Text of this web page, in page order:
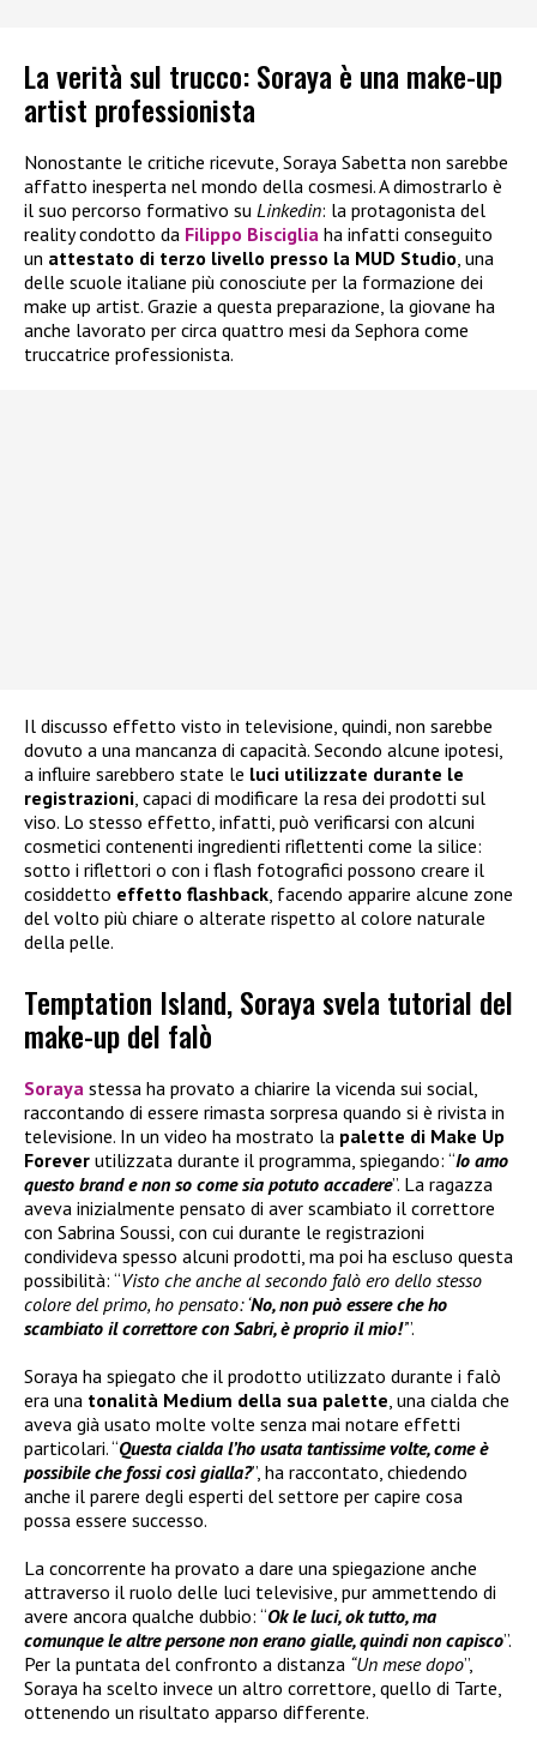
La verità sul trucco: Soraya è una make-up
artist professionista
Nonostante le critiche ricevute, Soraya Sabetta non sarebbe
affatto inesperta nel mondo della cosmesi. A dimostrarlo è
il suo percorso formativo su Linkedin: la protagonista del
reality condotto da Filippo Bisciglia ha infatti conseguito
un attestato di terzo livello presso la MUD Studio, una
delle scuole italiane più conosciute per la formazione dei
make up artist. Grazie a questa preparazione, la giovane ha
anche lavorato per circa quattro mesi da Sephora come
truccatrice professionista.
Il discusso effetto visto in televisione, quindi, non sarebbe
dovuto a una mancanza di capacità. Secondo alcune ipotesi,
a influire sarebbero state le luci utilizzate durante le
registrazioni, capaci di modificare la resa dei prodotti sul
viso. Lo stesso effetto, infatti, può verificarsi con alcuni
cosmetici contenenti ingredienti riflettenti come la silice:
sotto i riflettori o con i flash fotografici possono creare il
cosiddetto effetto flashback, facendo apparire alcune zone
del volto più chiare o alterate rispetto al colore naturale
della pelle.
Temptation Island, Soraya svela tutorial del
make-up del falò
Soraya stessa ha provato a chiarire la vicenda sui social,
raccontando di essere rimasta sorpresa quando si è rivista in
televisione. In un video ha mostrato la palette di Make Up
Forever utilizzata durante il programma, spiegando: “Io amo
questo brand e non so come sia potuto accadere”. La ragazza
aveva inizialmente pensato di aver scambiato il correttore
con Sabrina Soussi, con cui durante le registrazioni
condivideva spesso alcuni prodotti, ma poi ha escluso questa
possibilità: “Visto che anche al secondo falò ero dello stesso
colore del primo, ho pensato: ‘No, non può essere che ho
scambiato il correttore con Sabri, è proprio il mio!’”.
Soraya ha spiegato che il prodotto utilizzato durante i falò
era una tonalità Medium della sua palette, una cialda che
aveva già usato molte volte senza mai notare effetti
particolari. “Questa cialda l’ho usata tantissime volte, come è
possibile che fossi così gialla?”, ha raccontato, chiedendo
anche il parere degli esperti del settore per capire cosa
possa essere successo.
La concorrente ha provato a dare una spiegazione anche
attraverso il ruolo delle luci televisive, pur ammettendo di
avere ancora qualche dubbio: “Ok le luci, ok tutto, ma
comunque le altre persone non erano gialle, quindi non capisco”.
Per la puntata del confronto a distanza “Un mese dopo”,
Soraya ha scelto invece un altro correttore, quello di Tarte,
ottenendo un risultato apparso differente.